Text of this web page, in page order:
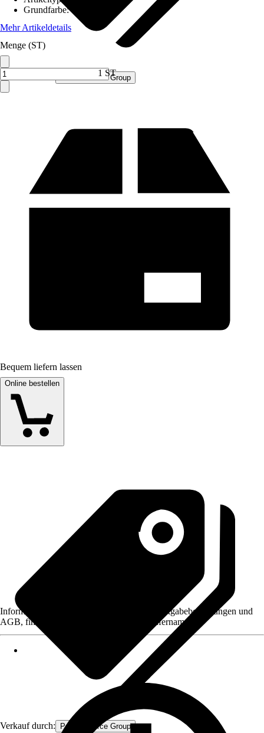
Verkauf durch: Procommerce Group
Grundfarbe:
Mehr Artikeldetails
Menge (ST)
1 ST
Bequem liefern lassen
Online bestellen
Verkauf durch: Procommerce Group
Informationen des Verkäufers, wie z. B. Rückgabebedingungen und
AGB, finden Sie bei Klick auf den Verkäufernamen.